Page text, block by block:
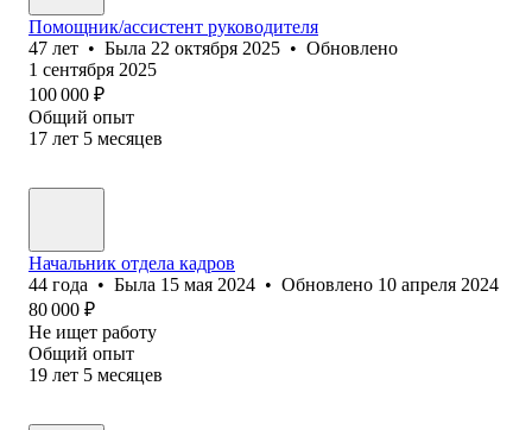
Помощник/ассистент руководителя
47 лет • Была 22 октября 2025 • Обновлено
1 сентября 2025
100 000 ₽
Общий опыт
17 лет 5 месяцев
Начальник отдела кадров
44 года • Была 15 мая 2024 • Обновлено 10 апреля 2024
80 000 ₽
Не ищет работу
Общий опыт
19 лет 5 месяцев